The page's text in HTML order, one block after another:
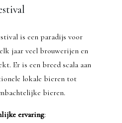
is een paradijs voor
jaar veel brouwerijen en
Er is een breed scala aan
lokale bieren tot
bieren.
ervaring: